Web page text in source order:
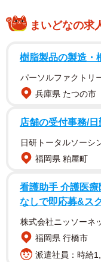
したそうだが、結果
本人にお話を聞いた。
まいどなの求
樹脂製品の製造・
パーソルファクトリ
兵庫県 たつの市
店舗の受付事務/
日研トータルソーシ
福岡県 粕屋町
看護助手 介護医
なしで即応募&ス
株式会社ニッソーネ
福岡県 行橋市
派遣社員：時給